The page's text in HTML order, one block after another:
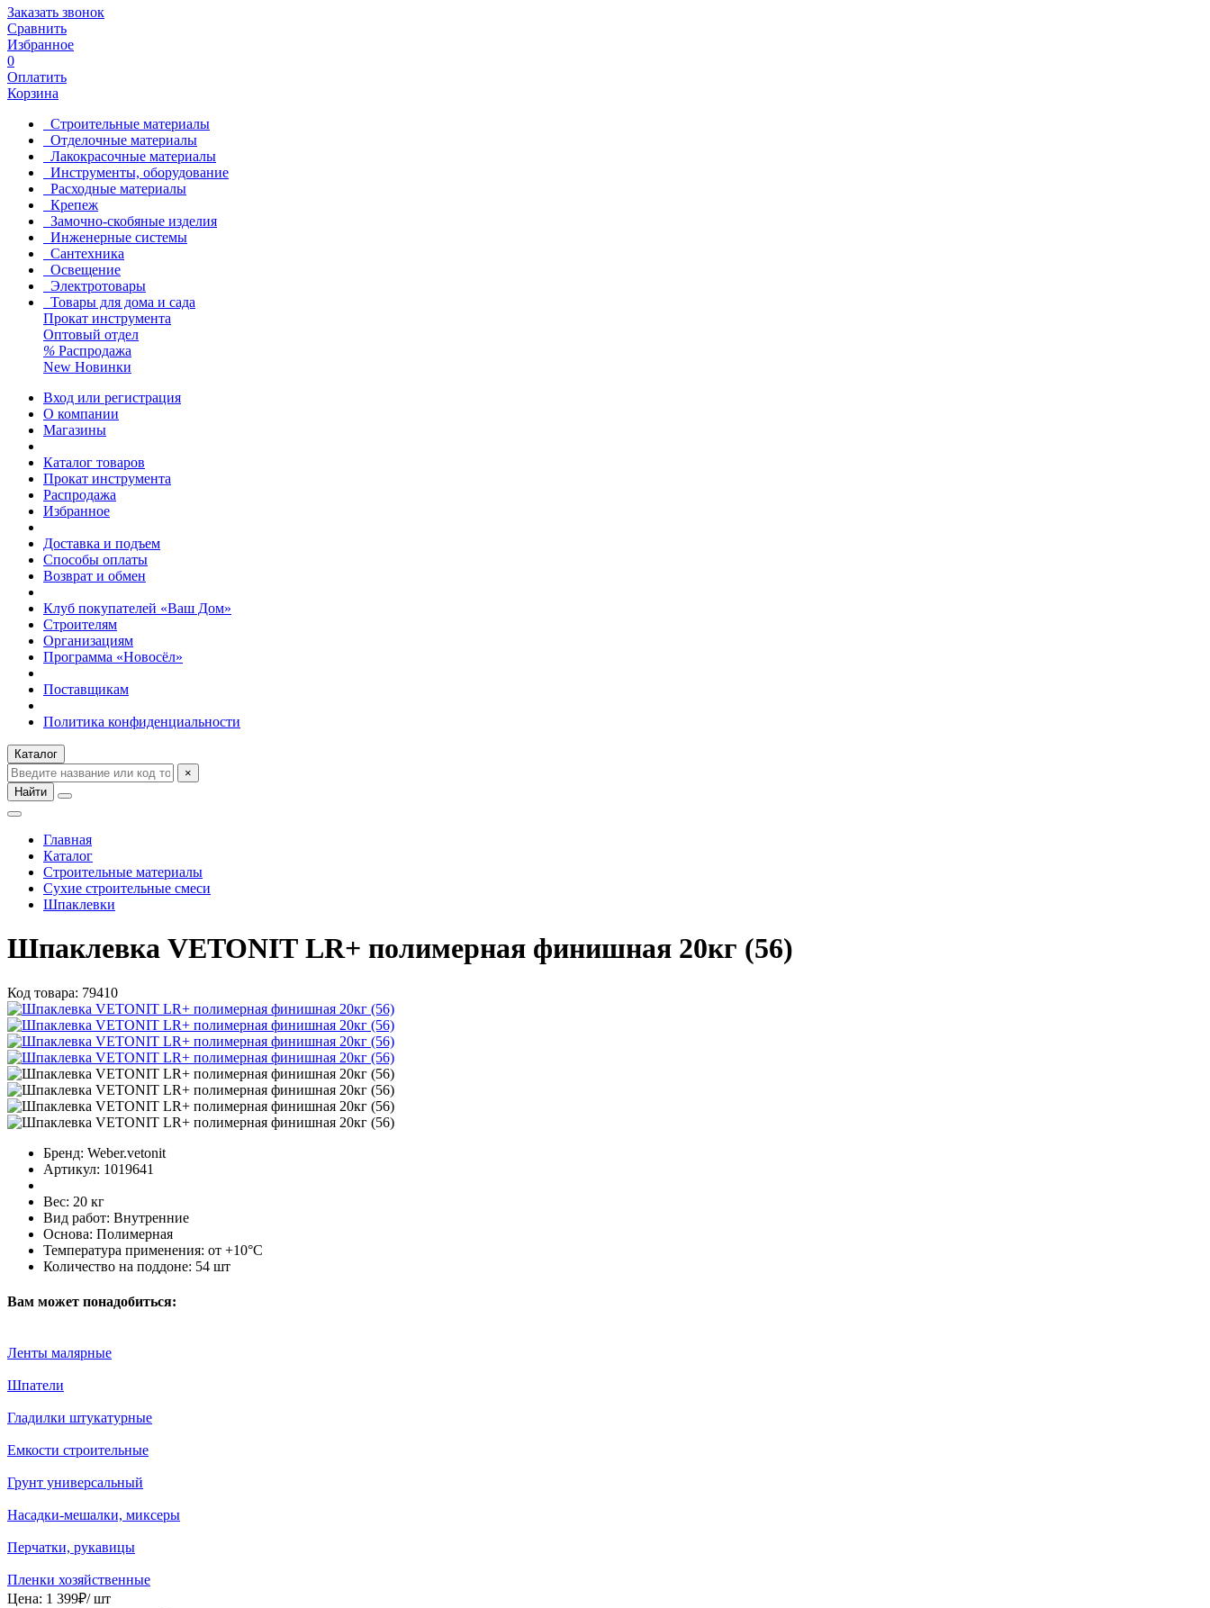
Заказать звонок
Сравнить
Избранное
0
Оплатить
Корзина
Строительные материалы
Отделочные материалы
Лакокрасочные материалы
Инструменты, оборудование
Расходные материалы
Крепеж
Замочно-скобяные изделия
Инженерные системы
Сантехника
Освещение
Электротовары
Товары для дома и сада
Прокат инструмента
Оптовый отдел
% Распродажа
New Новинки
Вход или регистрация
О компании
Магазины
Каталог товаров
Прокат инструмента
Распродажа
Избранное
Доставка и подъем
Способы оплаты
Возврат и обмен
Клуб покупателей «Ваш Дом»
Строителям
Организациям
Программа «Новосёл»
Поставщикам
Политика конфиденциальности
Каталог
×
Найти
Главная
Каталог
Строительные материалы
Сухие строительные смеси
Шпаклевки
Шпаклевка VETONIT LR+ полимерная финишная 20кг (56)
Код товара: 79410
Бренд: Weber.vetonit
Артикул: 1019641
Вес: 20 кг
Вид работ: Внутренние
Основа: Полимерная
Температура применения: от +10°С
Количество на поддоне: 54 шт
Вам может понадобиться:
Ленты малярные
Шпатели
Гладилки штукатурные
Емкости строительные
Грунт универсальный
Насадки-мешалки, миксеры
Перчатки, рукавицы
Пленки хозяйственные
Цена: 1 399₽/ шт